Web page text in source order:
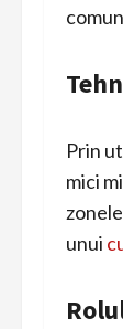
Prin
mici
unui